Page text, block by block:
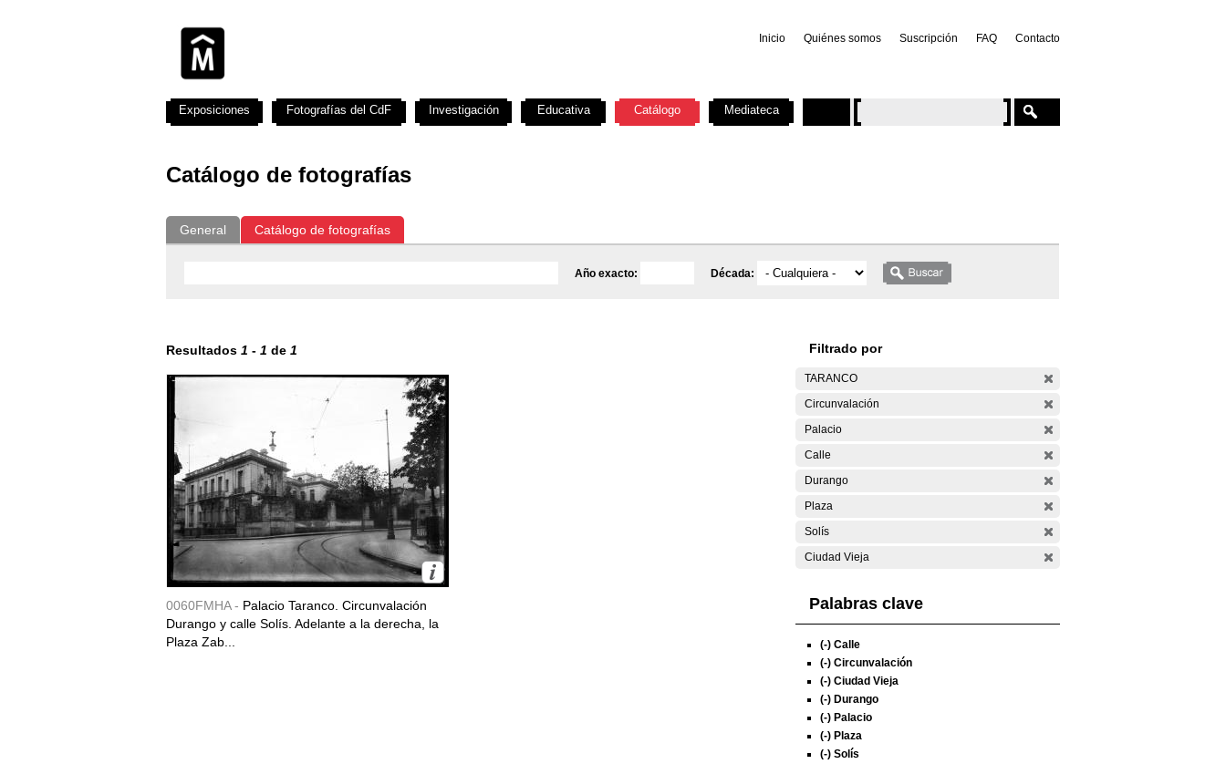
Inicio Quiénes somos Suscripción FAQ Contacto
Catálogo de fotografías
General Catálogo de fotografías
Año exacto: Década:
Resultados 1 - 1 de 1
0060FMHA - Palacio Taranco. Circunvalación
Durango y calle Solís. Adelante a la derecha, la
Plaza Zab...
Filtrado por
TARANCO
Circunvalación
Palacio
Calle
Durango
Plaza
Solís
Ciudad Vieja
Palabras clave
(-) Calle
(-) Circunvalación
(-) Ciudad Vieja
(-) Durango
(-) Palacio
(-) Plaza
(-) Solís
Exposiciones Fotografías del CdF Investigación Educativa Catálogo Mediateca